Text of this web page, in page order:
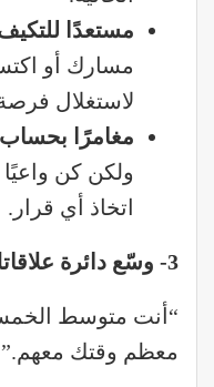
مستعدًا
مسارك أو
لاستغلال
مغامرًا بحساب
ولكن كن واعيًا
اتخاذ أي قرار.
3- وسّع دائرة علاقاتك – الشبكات تخلق الفرص
“أنت متوسط
معظم وقتك معهم.”